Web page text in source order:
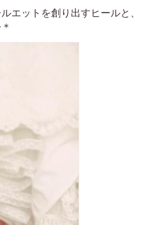
エットを創り出すヒールと、